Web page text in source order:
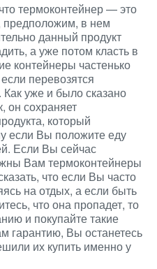
термоконтейнер — это
предположим, в нем
данный продукт
а уже потом класть в
контейнеры частенько
перевозятся
уже и было сказано
он сохраняет
который
если Вы положите еду
Если Вы сейчас
Вам термоконтейнеры
что если Вы часто
на отдых, а если быть
что она пропадет, то
и покупайте такие
гарантию, Вы останетесь
их купить именно у